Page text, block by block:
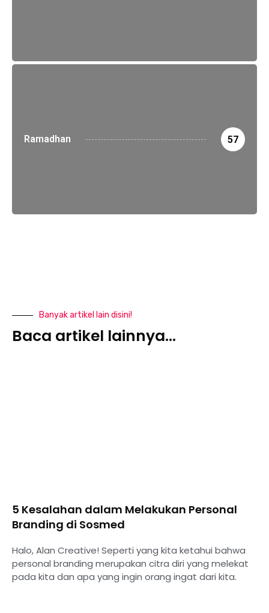
Ramadhan 57
Banyak artikel lain disini!
Baca artikel lainnya...
5 Kesalahan dalam Melakukan Personal
Branding di Sosmed
Halo, Alan Creative! Seperti yang kita ketahui bahwa
personal branding merupakan citra diri yang melekat
pada kita dan apa yang ingin orang ingat dari kita.